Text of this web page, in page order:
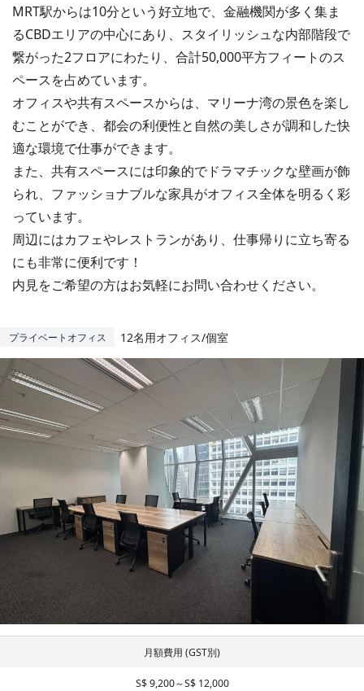
MRT駅からは10分という好立地で、金融機関が多く集ま
るCBDエリアの中心にあり、スタイリッシュな内部階段で
繋がった2フロアにわたり、合計50,000平方フィートのス
ペースを占めています。
オフィスや共有スペースからは、マリーナ湾の景色を楽し
むことができ、都会の利便性と自然の美しさが調和した快
適な環境で仕事ができます。
また、共有スペースには印象的でドラマチックな壁画が飾
られ、ファッショナブルな家具がオフィス全体を明るく彩
っています。
周辺にはカフェやレストランがあり、仕事帰りに立ち寄る
にも非常に便利です！
内見をご希望の方はお気軽にお問い合わせください。
プライベートオフィス 12名用オフィス/個室
月額費用 (GST別)
S$ 9,200～S$ 12,000